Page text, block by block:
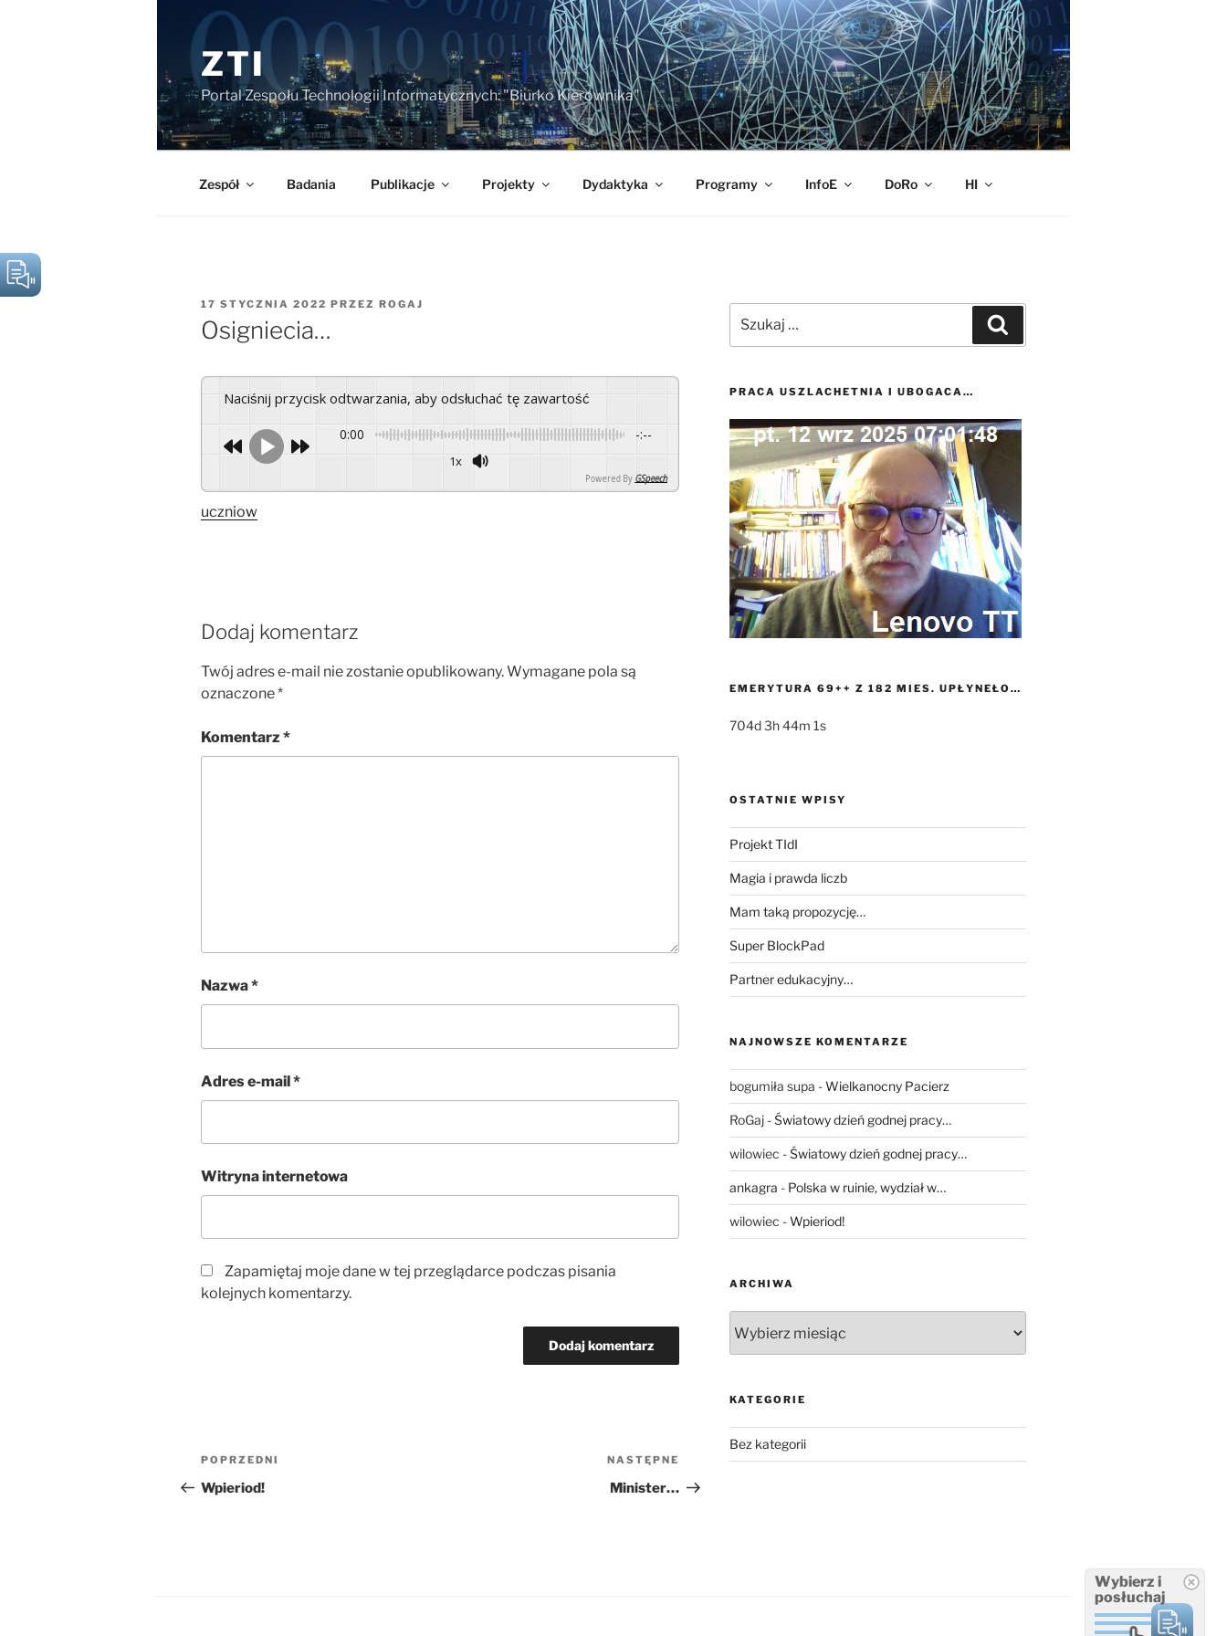
ZTI
Portal Zespołu Technologii Informatycznych: "Biurko Kierownika"
Zespół Badania Publikacje Projekty Dydaktyka Programy InfoE DoRo HI
OPUBLIKOWANE
W
17 STYCZNIA 2022 PRZEZ ROGAJ
Osigniecia…
Naciśnij przycisk odtwarzania, aby odsłuchać tę zawartość
0:00 -:--
1x
Powered By GSpeech
uczniow
Dodaj komentarz
Twój adres e-mail nie zostanie opublikowany.Wymagane pola są
oznaczone*
Komentarz *
Nazwa*
Adres e-mail*
Witryna internetowa
Zapamiętaj moje dane w tej przeglądarce podczas pisania
kolejnych komentarzy.
Nawigacja
wpisu
Poprzedni
wpis
POPRZEDNI
Wpieriod!
Następny
wpis
NASTĘPNE
Minister…
PRACA USZLACHETNIA I UBOGACA…
EMERYTURA 69++ Z 182 MIES. UPŁYNEŁO…
704d 3h 44m 1s
OSTATNIE WPISY
Projekt TIdI
Magia i prawda liczb
Mam taką propozycję…
Super BlockPad
Partner edukacyjny…
NAJNOWSZE KOMENTARZE
bogumiła supa -Wielkanocny Pacierz
RoGaj-Światowy dzień godnej pracy…
wilowiec -Światowy dzień godnej pracy…
ankagra - Polska w ruinie, wydział w…
wilowiec -Wpieriod!
ARCHIWA
KATEGORIE
Bez kategorii
Wybierz i
posłuchaj